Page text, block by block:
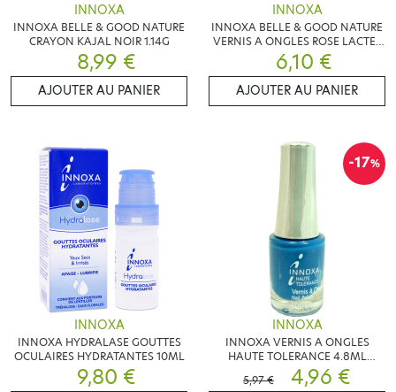
INNOXA
INNOXA BELLE & GOOD NATURE
CRAYON KAJAL NOIR 1.14G
8,99 €
AJOUTER AU PANIER
INNOXA
INNOXA BELLE & GOOD NATURE
VERNIS A ONGLES ROSE LACTEE
101
6,10 €
AJOUTER AU PANIER
INNOXA
INNOXA HYDRALASE GOUTTES
OCULAIRES HYDRATANTES 10ML
9,80 €
-17%
INNOXA
INNOXA VERNIS A ONGLES
HAUTE TOLERANCE 4.8ML
COULEUR AU CHOIX
5,97 € 4,96 €